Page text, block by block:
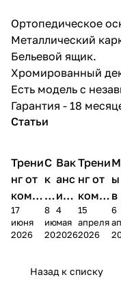
Ортопедическое
Металлический
Бельевой ящик.
Хромированный
Есть модель с
Гарантия - 18
Статьи
Трени
нг от
комп
ании
Мело
17
июня
2026
С
к
и
д
к
2
8
июня
2026
Вак
анс
ия в
Чеб
окс
4
мая
2026
Трени
нг от
комп
ании
Мело
15
апреля
2026
М
ы
в
М
А
6
Назад к списку